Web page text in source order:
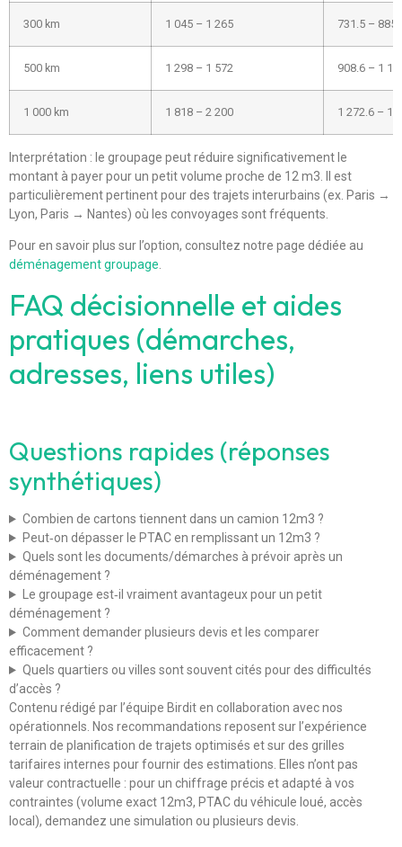
300 km 1 045 – 1 265 731.5 –
500 km 1 298 – 1 572 908.6 – 1
1 000 km 1 818 – 2 200 1 272.6 – 1
Interprétation : le groupage peut réduire significativement le
montant à payer pour un petit volume proche de 12 m3. Il est
particulièrement pertinent pour des trajets interurbains (ex. Paris →
Lyon, Paris → Nantes) où les convoyages sont fréquents.
Pour en savoir plus sur l’option, consultez notre page dédiée au
déménagement groupage.
FAQ décisionnelle et aides
pratiques (démarches,
adresses, liens utiles)
Questions rapides (réponses
synthétiques)
Combien de cartons tiennent dans un camion 12m3 ?
Peut‑on dépasser le PTAC en remplissant un 12m3 ?
Quels sont les documents/démarches à prévoir après un
déménagement ?
Le groupage est‑il vraiment avantageux pour un petit
déménagement ?
Comment demander plusieurs devis et les comparer
efficacement ?
Quels quartiers ou villes sont souvent cités pour des difficultés
d’accès ?
Contenu rédigé par l’équipe Birdit en collaboration avec nos
opérationnels. Nos recommandations reposent sur l’expérience
terrain de planification de trajets optimisés et sur des grilles
tarifaires internes pour fournir des estimations. Elles n’ont pas
valeur contractuelle : pour un chiffrage précis et adapté à vos
contraintes (volume exact 12m3, PTAC du véhicule loué, accès
local), demandez une simulation ou plusieurs devis.